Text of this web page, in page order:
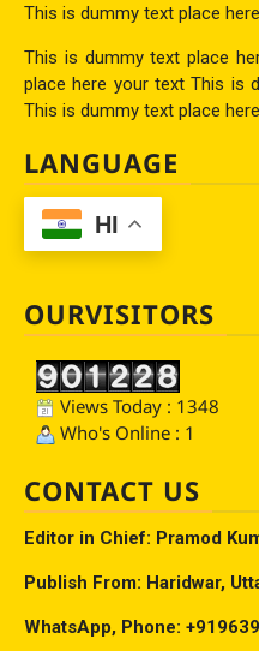
This is dummy text place
This is dummy text place
place here your text This is
This is dummy text place
LANGUAGE
HI
OURVISITORS
Views Today : 1348
Who's Online : 1
CONTACT US
Editor in Chief: Pramod
Publish From: Haridwar,
WhatsApp, Phone: